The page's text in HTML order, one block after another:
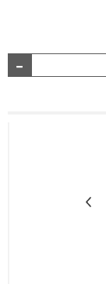
-